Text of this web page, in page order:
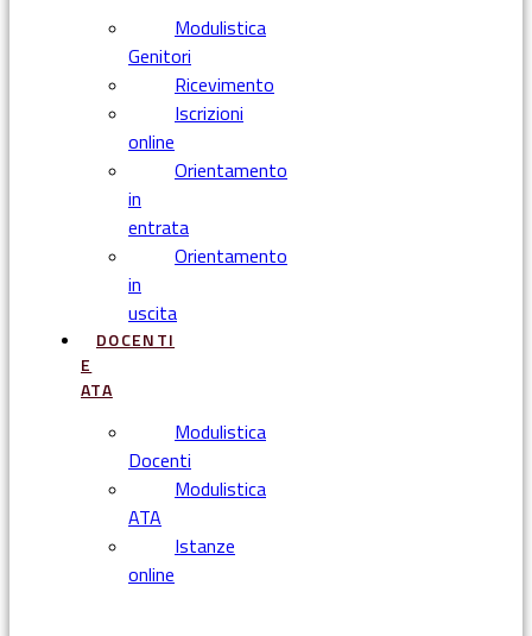
Modulistica
Genitori
Ricevimento
Iscrizioni
online
Orientamento
in
entrata
Orientamento
in
uscita
DOCENTI
E
ATA
Modulistica
Docenti
Modulistica
ATA
Istanze
online